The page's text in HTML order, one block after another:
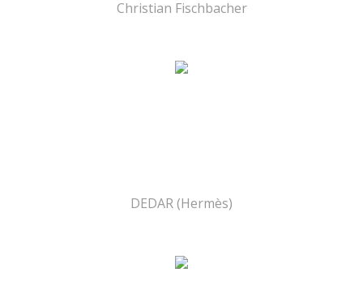
Christian Fischbacher
DEDAR (Hermès)